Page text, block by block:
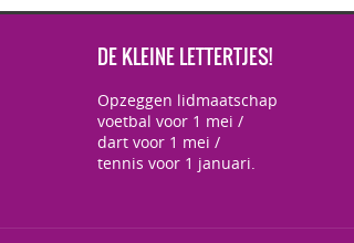
DE KLEINE LETTERTJES!
Opzeggen lidmaatschap
voetbal voor 1 mei /
dart voor 1 mei /
tennis voor 1 januari.